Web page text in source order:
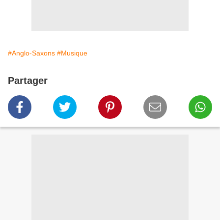
#Anglo-Saxons #Musique
Partager